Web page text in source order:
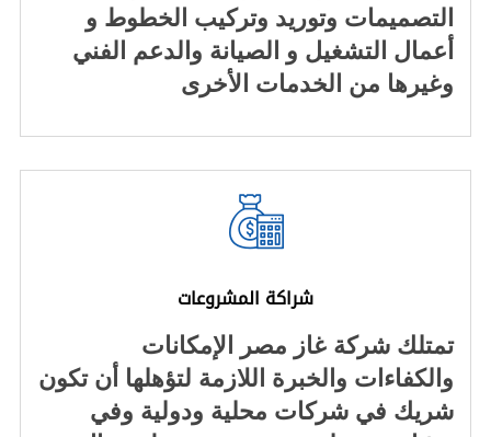
التصميمات وتوريد وتركيب الخطوط و
أعمال التشغيل و الصيانة والدعم الفني
وغيرها من الخدمات الأخرى
شراكة المشروعات
تمتلك شركة غاز مصر الإمكانات
والكفاءات والخبرة اللازمة لتؤهلها أن تكون
شريك في شركات محلية ودولية وفي